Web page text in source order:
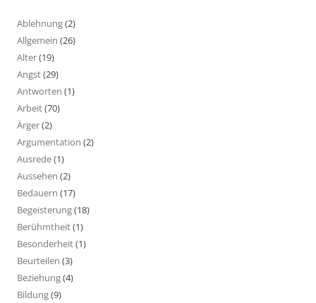
Ablehnung(2)
Allgemein (26)
Alter(19)
Angst(29)
Antworten (1)
Arbeit(70)
Ärger(2)
Argumentation (2)
Ausrede(1)
Aussehen (2)
Bedauern (17)
Begeisterung(18)
Berühmtheit(1)
Besonderheit(1)
Beurteilen (3)
Beziehung(4)
Bildung(9)